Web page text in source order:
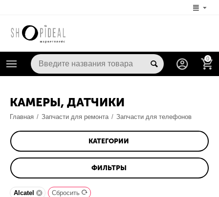
0
КАМЕРЫ, ДАТЧИКИ
Главная / Запчасти для ремонта / Запчасти для телефонов
КАТЕГОРИИ
ФИЛЬТРЫ
Alcatel Сбросить